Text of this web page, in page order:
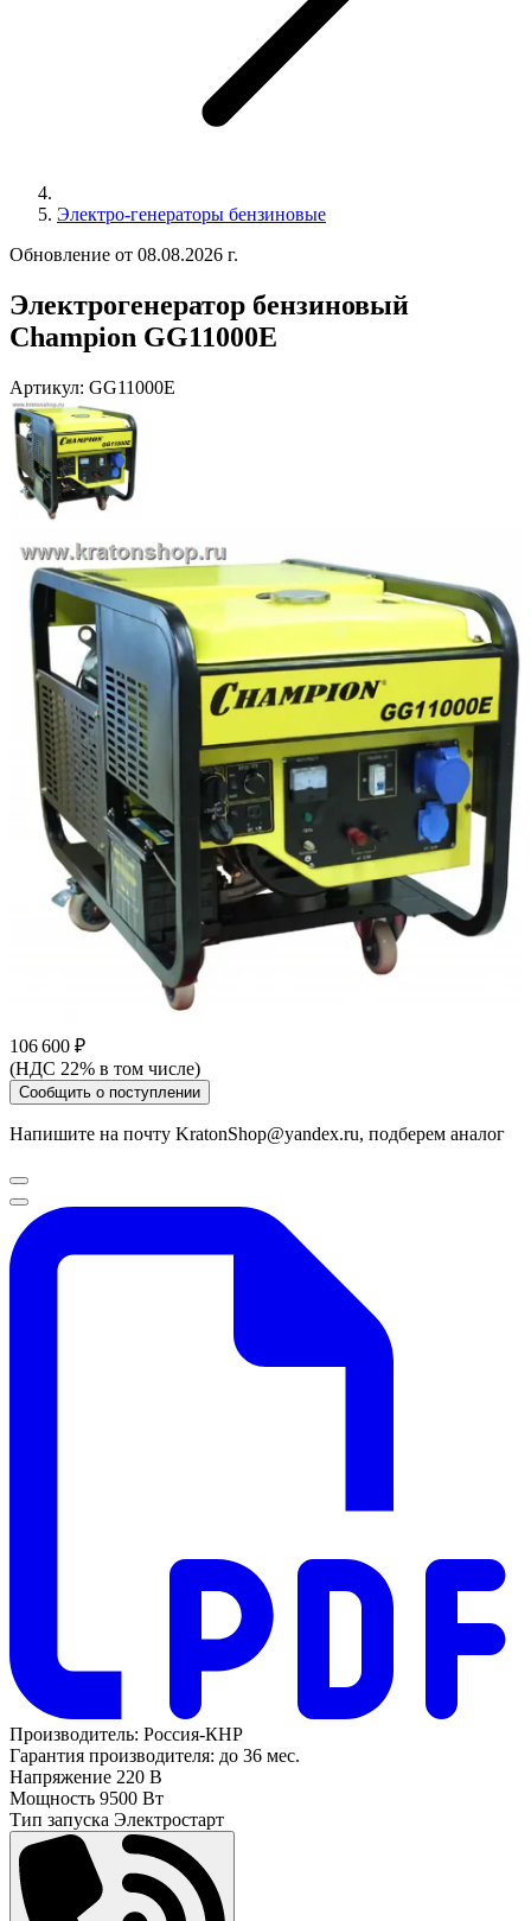
Электро-генераторы бензиновые
Обновление от 08.08.2026 г.
Электрогенератор бензиновый
Champion GG11000E
Артикул: GG11000E
106 600 ₽
(НДС 22% в том числе)
Сообщить о поступлении
Напишите на почту KratonShop@yandex.ru, подберем аналог
Производитель: Россия-КНР
Гарантия производителя: до 36 мес.
Напряжение 220 В
Мощность 9500 Вт
Тип запуска Электростарт